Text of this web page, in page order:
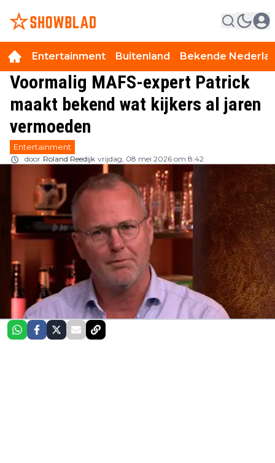
Entertainment Buitenland Bekende
Voormalig MAFS-expert Patrick
maakt bekend wat kijkers al jaren
vermoeden
Entertainment
door Roland Reedijk vrijdag, 08 mei 2026 om 8:42